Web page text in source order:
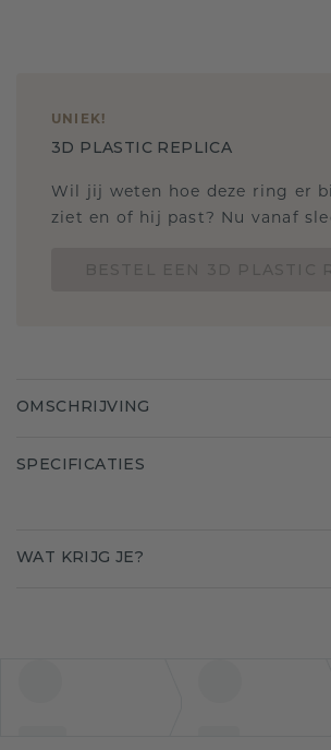
UNIEK!
3D PLASTIC REPLICA
Wil jij weten hoe deze ring er
ziet en of hij past? Nu vanaf
OMSCHRIJVING
SPECIFICATIES
WAT KRIJG JE?